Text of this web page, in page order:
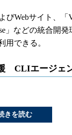
Webサイト、「
」などの統合開
用できる。
CLIエージェ
きを読む